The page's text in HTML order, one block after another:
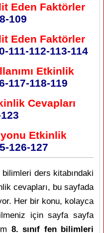
Eden Faktörler
109
Eden Faktörler
111-112-113-114
Etkinlik
117-118-119
Cevapları
Etkinlik
126-127
bilimleri ders kitabındaki
cevapları, bu sayfada
Her bir konu, kolayca
için sayfa sayfa
8. sınıf fen bilimleri